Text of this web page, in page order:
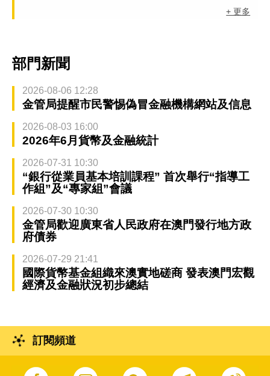
+ 更多
部門新聞
2026-08-06 12:28
金管局提醒市民警惕偽冒金融機構網站及信息
2026-08-03 16:00
2026年6月貨幣及金融統計
2026-07-31 10:30
“銀行從業員基本培訓課程” 首次舉行“指導工
作組”及“專家組”會議
2026-07-30 10:30
金管局歡迎廣東省人民政府在澳門發行地方政
府債券
2026-07-29 21:41
國際貨幣基金組織來澳實地磋商 發表澳門宏觀
經濟及金融狀況初步總結
訂閱頻道